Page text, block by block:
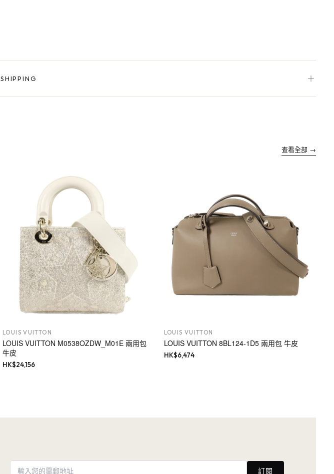
SHIPPING ＋
查看全部 →
LOUIS VUITTON
LOUIS VUITTON M0538OZDW_M01E 兩用包
牛皮
HK$24,156
LOUIS VUITTON
LOUIS VUITTON 8BL124-1D5 兩用包 牛皮
HK$6,474
訂閱